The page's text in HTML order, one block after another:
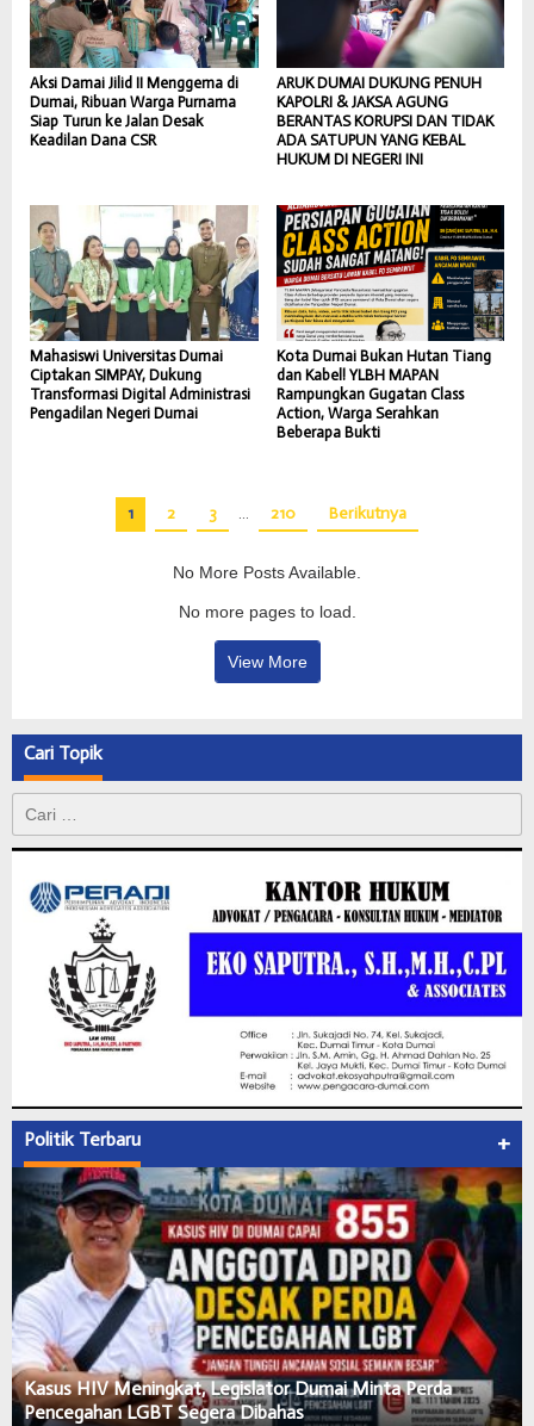
Aksi Damai Jilid II Menggema di
Dumai, Ribuan Warga Purnama
Siap Turun ke Jalan Desak
Keadilan Dana CSR
ARUK DUMAI DUKUNG PENUH
KAPOLRI & JAKSA AGUNG
BERANTAS KORUPSI DAN TIDAK
ADA SATUPUN YANG KEBAL
HUKUM DI NEGERI INI
Mahasiswi Universitas Dumai
Ciptakan SIMPAY, Dukung
Transformasi Digital Administrasi
Pengadilan Negeri Dumai
Kota Dumai Bukan Hutan Tiang
dan Kabel! YLBH MAPAN
Rampungkan Gugatan Class
Action, Warga Serahkan
Beberapa Bukti
1 2 3 … 210 Berikutnya
No More Posts Available.
No more pages to load.
View More
Cari Topik
untuk:
Politik Terbaru +
Kasus HIV Meningkat, Legislator Dumai Minta Perda
Pencegahan LGBT Segera Dibahas